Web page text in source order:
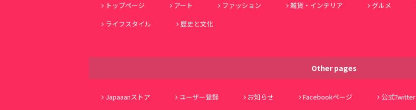
トップページ
アート ファッション 雑貨・インテリア グルメ
ライフスタイル
歴史と文化
Other pages
Japaaanストア ユーザー登録 お知らせ Facebookページ 公式Twitter